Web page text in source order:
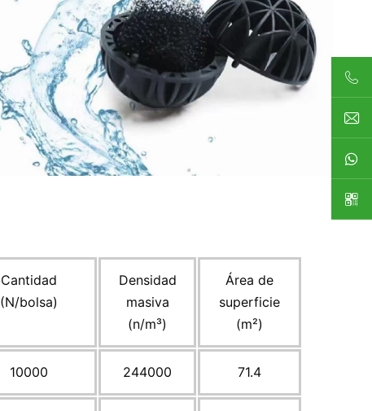
Cantidad
(N/bolsa)
Densidad
masiva
(n/m³)
Área de
superficie
(m²)
10000 244000 71.4